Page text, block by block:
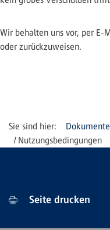
Wir behalten uns vor, per
oder zurückzuweisen.
Nutzungsbedingungen
Seite drucken